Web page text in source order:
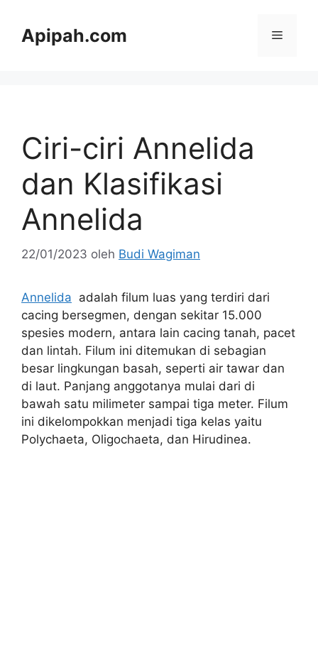
Apipah.com Menu
Ciri-ciri Annelida
dan Klasifikasi
Annelida
22/01/2023 oleh Budi Wagiman
Annelida adalah filum luas yang terdiri dari
cacing bersegmen, dengan sekitar 15.000
spesies modern, antara lain cacing tanah, pacet
dan lintah. Filum ini ditemukan di sebagian
besar lingkungan basah, seperti air tawar dan
di laut. Panjang anggotanya mulai dari di
bawah satu milimeter sampai tiga meter. Filum
ini dikelompokkan menjadi tiga kelas yaitu
Polychaeta, Oligochaeta, dan Hirudinea.